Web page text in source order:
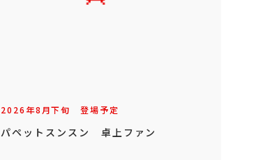
2026年8月下旬 登場予定
パペットスンスン 卓上ファン